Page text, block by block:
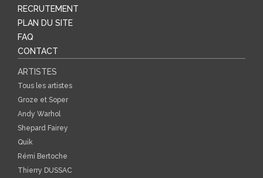
RECRUTEMENT
PLAN DU SITE
FAQ
CONTACT
ARTISTES
Tous les artistes
Groze et Soper
Andy Warhol
Shepard Fairey
Quik
Rémi Bertoche
Thierry DUSSAC